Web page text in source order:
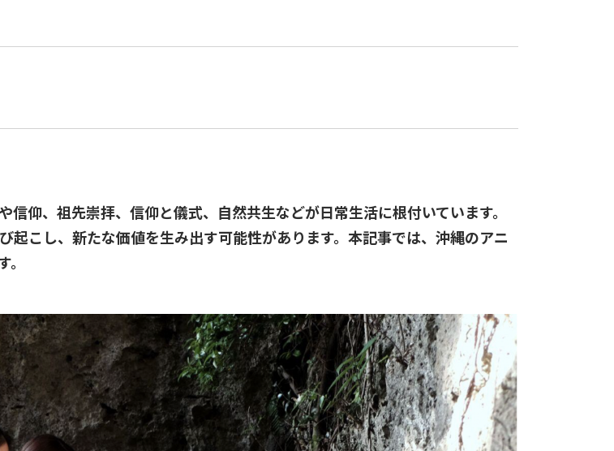
仰、祖先崇拝、信仰と儀式、自然共生などが日常生活に根付いています。
起こし、新たな価値を生み出す可能性があります。本記事では、沖縄のアニ